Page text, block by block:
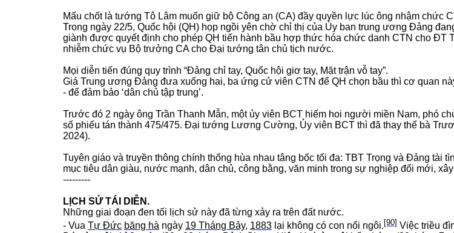
Mấu chốt là tướng Tô Lâm muốn giữ bộ Công an (CA) đầy quyền lực lúc ông nhậm chức
Trong ngày 22/5, Quốc hội (QH) họp ngồi yên chờ chỉ thị của Ủy ban trung ương Đảng
giành được quyết định cho phép QH tiến hành bầu hợp thức hóa chức danh CTN cho ĐT
nhiễm chức vụ Bộ trưởng CA cho Đại tướng tân chủ tịch nước.
Mọi diễn tiến đúng quy trình “Đảng chỉ tay, Quốc hội giơ tay, Mặt trận vỗ tay”.
Giá Trung ương Đảng đưa xuống hai, ba ứng cử viên CTN để QH chọn bầu thì cơ quan
- để đảm bảo ‘dân chủ tập trung’.
Trước đó 2 ngày ông Trần Thanh Mẫn, một ủy viên BCT hiếm hoi người miền Nam, phó
số phiếu tán thành 475/475. Đại tướng Lương Cường, Ủy viên BCT thì đã thay thế bà
2024).
Tuyên giáo và truyền thông chính thống hùa nhau tâng bốc tối đa: TBT Trọng và Đảng tài
mục tiêu dân giàu, nước mạnh, dân chủ, công bằng, văn minh trong sự nghiệp đổi mới,
---------
LỊCH SỬ TÁI DIỄN.
Những giai đoạn đen tối lịch sử này đã từng xảy ra trên đất nước.
- Vua Tự Đức băng hà ngày 19 Tháng Bảy, 1883 lại không có con nối ngôi. [90] Việc triều